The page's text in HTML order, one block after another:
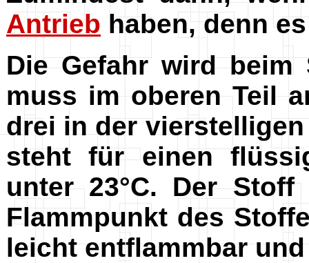
Antrieb haben, denn
Die Gefahr wird beim
muss im oberen Teil
drei in der
steht für einen
unter 23°C. Der
Flammpunkt des
leicht entflammbar